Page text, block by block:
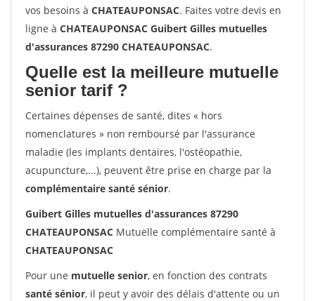
vos besoins à CHATEAUPONSAC. Faites votre devis en
ligne à CHATEAUPONSAC Guibert Gilles mutuelles
d'assurances 87290 CHATEAUPONSAC.
Quelle est la meilleure mutuelle
senior tarif ?
Certaines dépenses de santé, dites « hors
nomenclatures » non remboursé par l'assurance
maladie (les implants dentaires, l'ostéopathie,
acupuncture,...), peuvent être prise en charge par la
complémentaire santé sénior.
Guibert Gilles mutuelles d'assurances 87290
CHATEAUPONSAC Mutuelle complémentaire santé à
CHATEAUPONSAC
Pour une mutuelle senior, en fonction des contrats
santé sénior, il peut y avoir des délais d'attente ou un